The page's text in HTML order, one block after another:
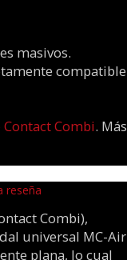
masivos.
compatible
Contact Combi. Más
Combi),
universal MC-Air
plana, lo cual